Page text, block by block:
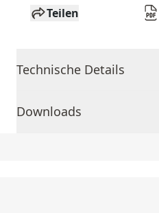
Teilen
Technische Details
Downloads